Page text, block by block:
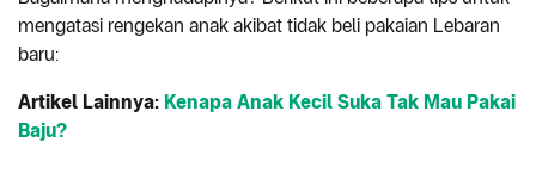
mengatasi rengekan anak akibat tidak beli pakaian Lebaran
baru:
Artikel Lainnya: Kenapa Anak Kecil Suka Tak Mau Pakai
Baju?